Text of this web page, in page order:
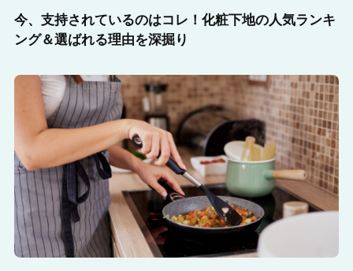
今、支持されているのはコレ！化粧下地の人気ランキ
ング＆選ばれる理由を深掘り